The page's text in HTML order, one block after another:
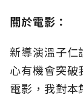
關於電影：
新導演溫子仁
心有機會突破
電影，我對本